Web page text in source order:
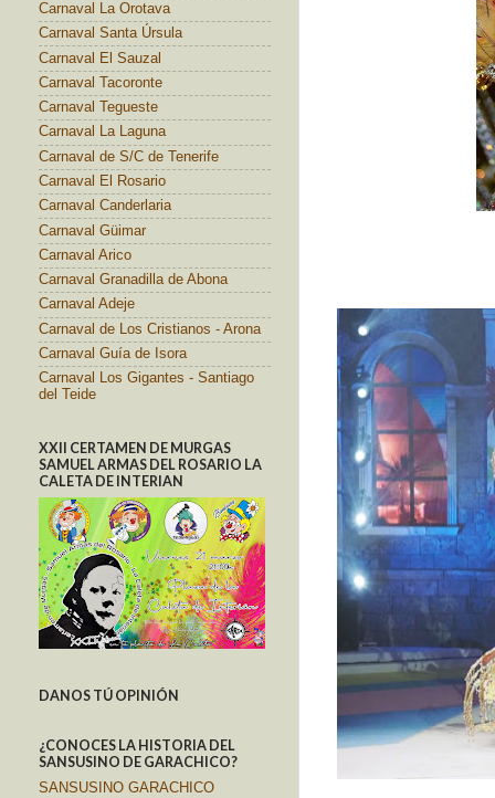
Carnaval La Orotava
Carnaval Santa Úrsula
Carnaval El Sauzal
Carnaval Tacoronte
Carnaval Tegueste
Carnaval La Laguna
Carnaval de S/C de Tenerife
Carnaval El Rosario
Carnaval Canderlaria
Carnaval Güimar
Carnaval Arico
Carnaval Granadilla de Abona
Carnaval Adeje
Carnaval de Los Cristianos - Arona
Carnaval Guía de Isora
Carnaval Los Gigantes - Santiago
del Teide
XXII CERTAMEN DE MURGAS
SAMUEL ARMAS DEL ROSARIO LA
CALETA DE INTERIAN
DANOS TÚ OPINIÓN
¿CONOCES LA HISTORIA DEL
SANSUSINO DE GARACHICO?
SANSUSINO GARACHICO